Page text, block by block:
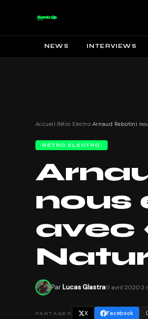
NEWS INTERVIEWS
Accueil› Rétro Electro›
RÉTRO ELECTRO
nous
avec
ParLucas Glastra11 avril 20202
PARTAGER X Facebook